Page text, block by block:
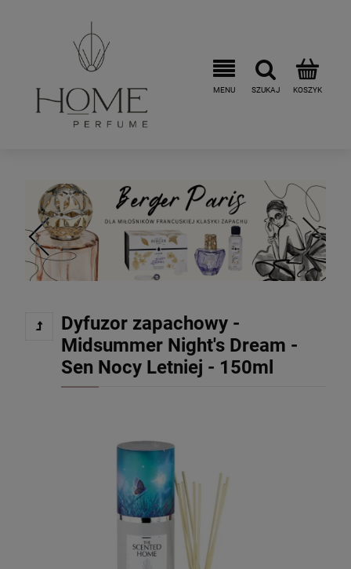
Dyfuzor zapachowy -
Midsummer Night's Dream -
Sen Nocy Letniej - 150ml